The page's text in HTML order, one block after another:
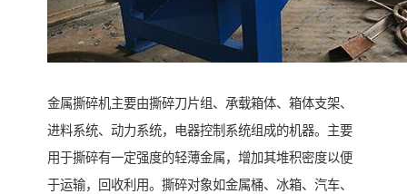
金属撕碎机主要由撕碎刀片组、承载箱体、箱体支架、
进料系统、动力系统，电器控制系统组成的机器。主要
用于撕碎有一定强度的轻薄金属，增加其堆积密度以便
于运输，回收利用。撕碎对象如金属桶、冰箱、汽车、